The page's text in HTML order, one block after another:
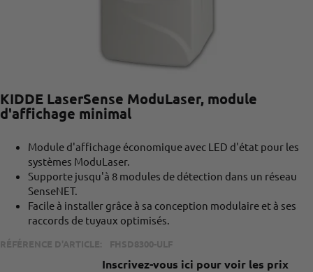
KIDDE LaserSense ModuLaser, module
d'affichage minimal
Module d'affichage économique avec LED d'état pour les
systèmes ModuLaser.
Supporte jusqu'à 8 modules de détection dans un réseau
SenseNET.
Facile à installer grâce à sa conception modulaire et à ses
raccords de tuyaux optimisés.
RÉFÉRENCE D'ARTICLE: FHSD8300-ULF
Inscrivez-vous ici pour voir les prix